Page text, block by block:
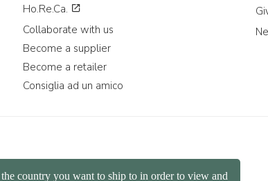
Ho.Re.Ca.
Collaborate with us
Become a supplier
Become a retailer
Consiglia ad un amico